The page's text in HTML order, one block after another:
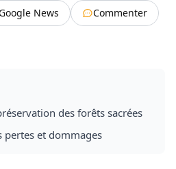
Google News
Commenter
des forêts sacrées
pertes et dommages